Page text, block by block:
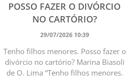
POSSO FAZER O DIVÓRCIO
NO CARTÓRIO?
29/07/2026 10:39
Tenho filhos menores. Posso fazer o
divórcio no cartório? Marina Biasoli
de O. Lima “Tenho filhos menores.